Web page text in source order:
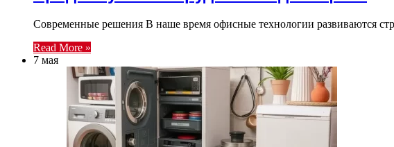
Современные решения В наше время офисные технологии развиваются
Read More »
7 мая